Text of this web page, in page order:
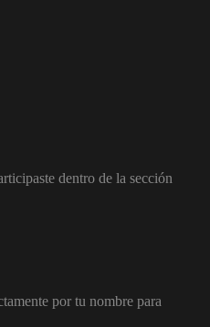
dentro de la sección
por tu nombre para